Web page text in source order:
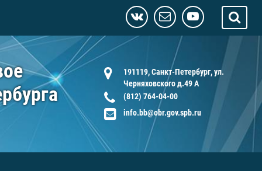
191119, Санкт-Петербург, ул.
Черняховского д.49 А
(812) 764-04-00
info.bb@obr.gov.spb.ru